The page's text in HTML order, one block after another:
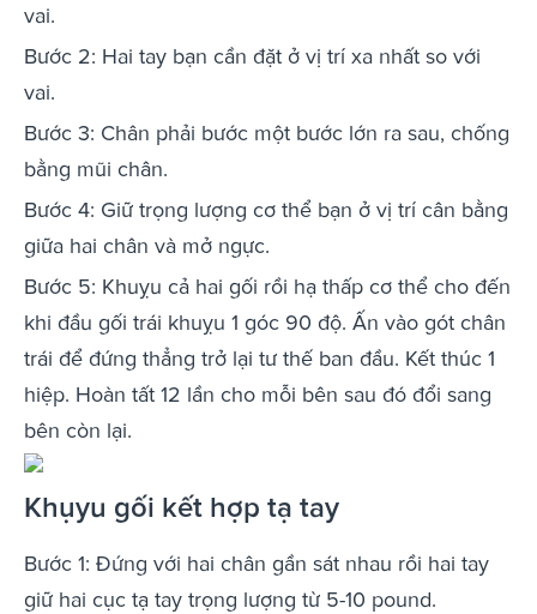
vai.
Bước 2: Hai tay bạn cần đặt ở vị trí xa nhất so với
vai.
Bước 3: Chân phải bước một bước lớn ra sau, chống
bằng mũi chân.
Bước 4: Giữ trọng lượng cơ thể bạn ở vị trí cân bằng
giữa hai chân và mở ngực.
Bước 5: Khuỵu cả hai gối rồi hạ thấp cơ thể cho đến
khi đầu gối trái khuỵu 1 góc 90 độ. Ấn vào gót chân
trái để đứng thẳng trở lại tư thế ban đầu. Kết thúc 1
hiệp. Hoàn tất 12 lần cho mỗi bên sau đó đổi sang
bên còn lại.
Khụyu gối kết hợp tạ tay
Bước 1: Đứng với hai chân gần sát nhau rồi hai tay
giữ hai cục tạ tay trọng lượng từ 5-10 pound.